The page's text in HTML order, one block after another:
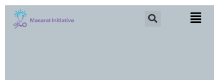
تخطي
Search